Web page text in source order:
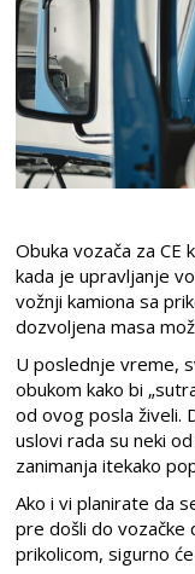
Obuka vozača za
kada je upravljanje
vožnji kamiona sa
dozvoljena masa
U poslednje vreme,
obukom kako bi
od ovog posla živeli.
uslovi rada su neki
zanimanja itekako
Ako i vi planirate da
pre došli do vozačke
prikolicom, sigurno